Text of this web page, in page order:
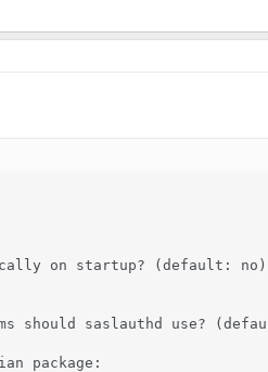
on startup? (default: no)
should saslauthd use?
package: